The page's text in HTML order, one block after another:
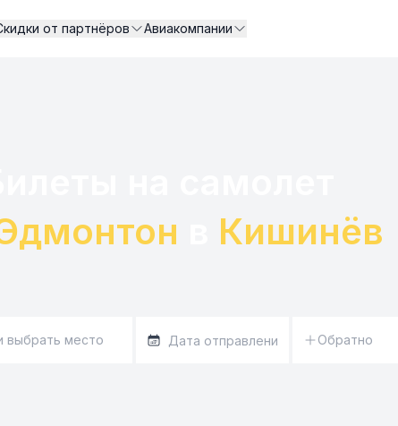
от партнёров Авиакомпании
Кишинёв
Обратно